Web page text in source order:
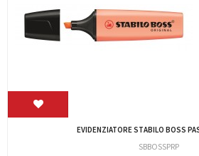
EVIDENZIATORE STABILO BOSS
SBBOSSPRP